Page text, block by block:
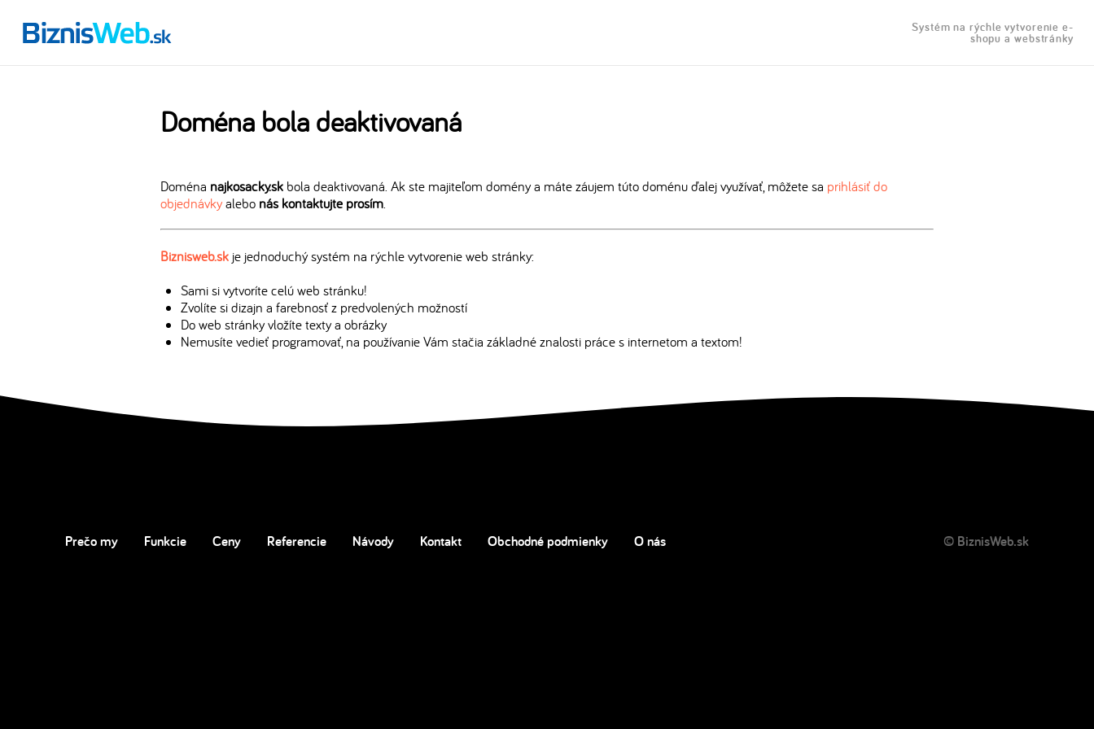
Systém na rýchle vytvorenie e-
shopu a webstránky
Doména bola deaktivovaná
Doména najkosacky.sk bola deaktivovaná. Ak ste majiteľom domény a máte záujem túto doménu ďalej využívať, môžete sa prihlásiť do
objednávkyalebo nás kontaktujte prosím
Biznisweb.sk je jednoduchý systém na rýchle vytvorenie web stránky:
Sami si vytvoríte celú web stránku!
Zvolíte si dizajn a farebnosť z predvolených možností
Do web stránky vložíte texty a obrázky
Nemusíte vedieť programovať, na používanie Vám stačia základné znalosti práce s internetom a textom!
Prečo my Funkcie Ceny Referencie Návody Kontakt Obchodné podmienky O nás © BiznisWeb.sk